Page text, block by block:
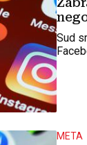
Sud
META